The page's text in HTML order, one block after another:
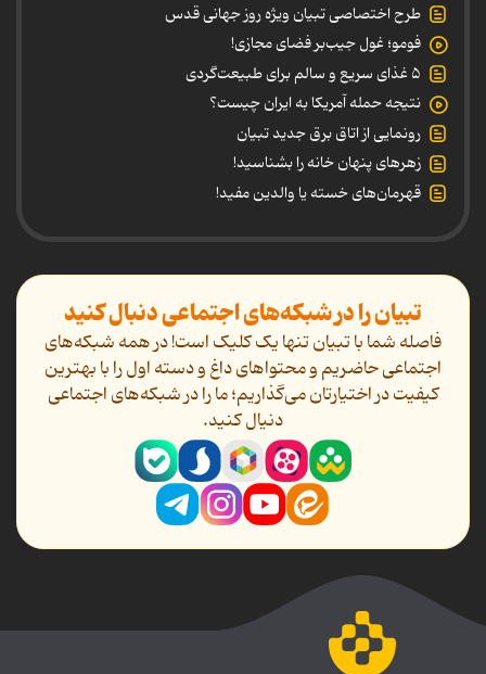
طرح اختصاصی تبیان ویژه روز جهانی قدس
فومو؛ غول جیب‌بر فضای مجازی!
۵ غذای سریع و سالم برای طبیعت‌گردی
نتیجه حمله آمریکا به ایران چیست؟
رونمایی از اتاق برق جدید تبیان
زهرهای پنهان خانه را بشناسید!
قهرمان‌های خسته یا والدین مفید!
تبیان را در شبکه‌های اجتماعی دنبال کنید
فاصله شما با تبیان تنها یک کلیک است! در همه شبکه‌های
اجتماعی حاضریم و محتواهای داغ و دسته اول را با بهترین
کیفیت در اختیارتان می‌گذاریم؛ ما را در شبکه‌های اجتماعی
دنیال کنید.